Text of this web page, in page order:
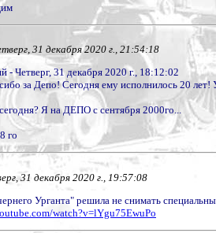
31 декабря 2020 г., 21:54:18
Четверг, 31 декабря 2020 г., 18:12:02
за Депо! Сегодня ему исполнилось 20 лет!
Я на ДЕПО с сентября 2000го...
го
31 декабря 2020 г., 19:57:08
Урганта" решила не снимать
watch?v=lYgu75EwuPo